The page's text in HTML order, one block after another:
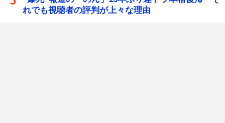
れでも視聴者の評判が上々な理由